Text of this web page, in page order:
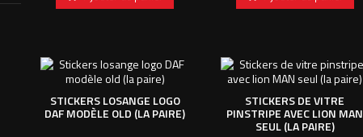
STICKERS LOSANGE LOGO
DAF MODÈLE OLD (LA PAIRE)
STICKERS DE VITRE
PINSTRIPE AVEC LION MAN
SEUL (LA PAIRE)